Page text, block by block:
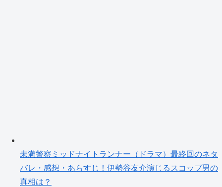
未満警察ミッドナイトランナー（ドラマ）最終回のネタ
バレ・感想・あらすじ！伊勢谷友介演じるスコップ男の
真相は？